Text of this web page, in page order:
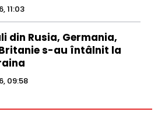
11:03
din Rusia, Germania,
s-au întâlnit la
09:58